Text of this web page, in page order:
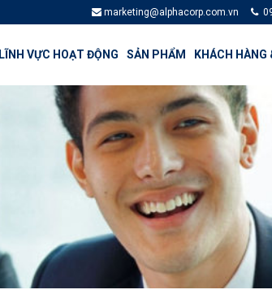
marketing@alphacorp.com.vn
LĨNH VỰC HOẠT ĐỘNG SẢN PHẨM KHÁCH HÀNG